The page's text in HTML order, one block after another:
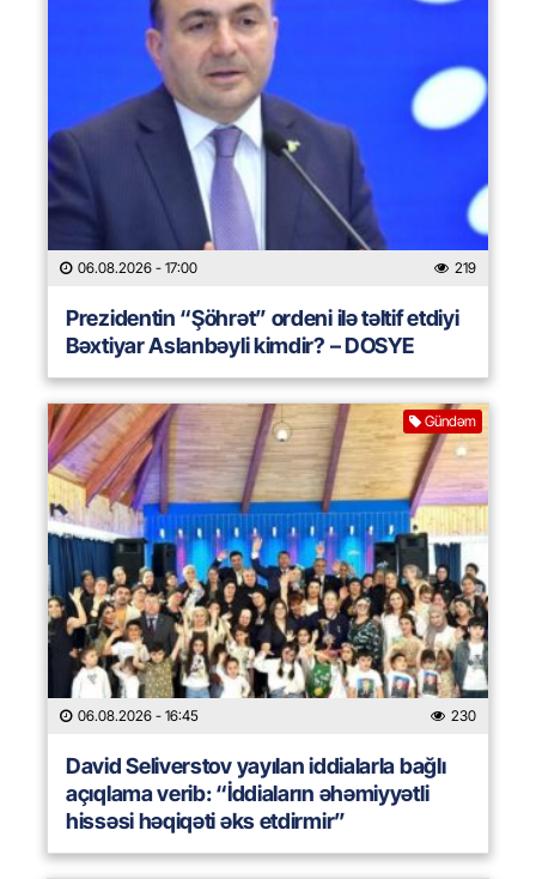
06.08.2026 - 17:00 219
Prezidentin “Şöhrət” ordeni ilə təltif etdiyi
Bəxtiyar Aslanbəyli kimdir? – DOSYE
Gündəm
06.08.2026 - 16:45 230
David Seliverstov yayılan iddialarla bağlı
açıqlama verib: “İddiaların əhəmiyyətli
hissəsi həqiqəti əks etdirmir”